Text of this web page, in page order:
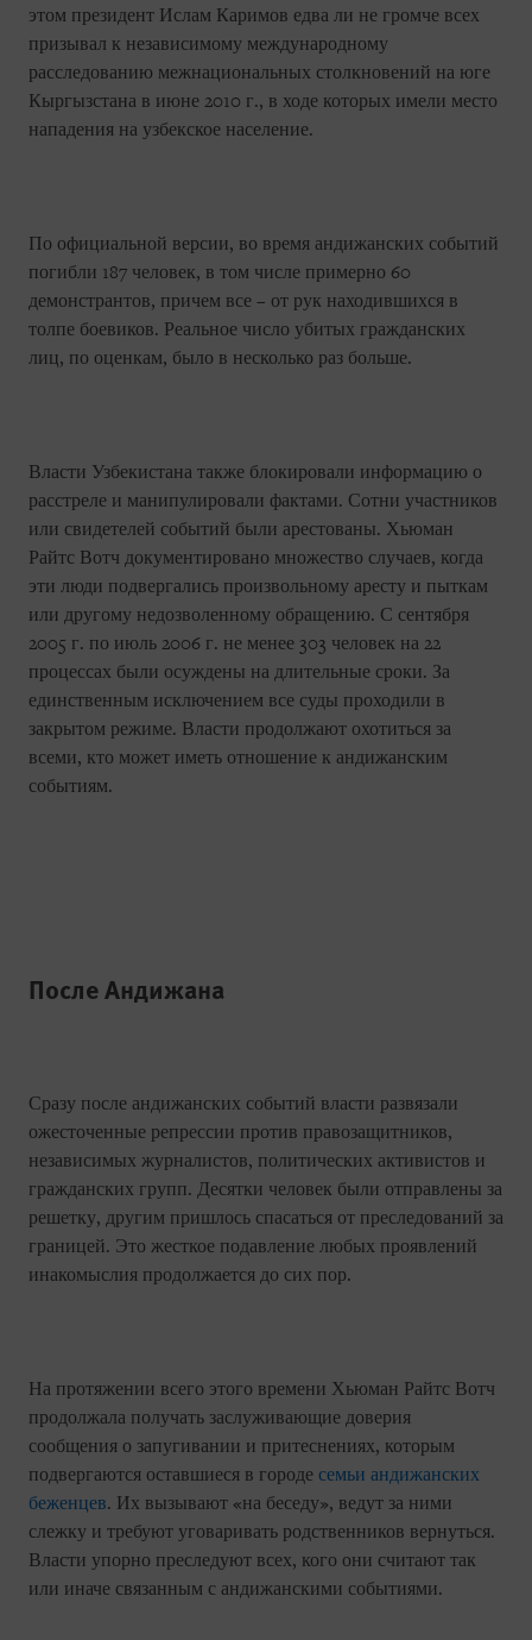
этом президент Ислам Каримов едва ли не громче всех
призывал к независимому международному
расследованию межнациональных столкновений на юге
Кыргызстана в июне 2010 г., в ходе которых имели место
нападения на узбекское население.
По официальной версии, во время андижанских событий
погибли 187 человек, в том числе примерно 60
демонстрантов, причем все – от рук находившихся в
толпе боевиков. Реальное число убитых гражданских
лиц, по оценкам, было в несколько раз больше.
Власти Узбекистана также блокировали информацию о
расстреле и манипулировали фактами. Сотни участников
или свидетелей событий были арестованы. Хьюман
Райтс Вотч документировано множество случаев, когда
эти люди подвергались произвольному аресту и пыткам
или другому недозволенному обращению. С сентября
2005 г. по июль 2006 г. не менее 303 человек на 22
процессах были осуждены на длительные сроки. За
единственным исключением все суды проходили в
закрытом режиме. Власти продолжают охотиться за
всеми, кто может иметь отношение к андижанским
событиям.
После Андижана
Сразу после андижанских событий власти развязали
ожесточенные репрессии против правозащитников,
независимых журналистов, политических активистов и
гражданских групп. Десятки человек были отправлены за
решетку, другим пришлось спасаться от преследований за
границей. Это жесткое подавление любых проявлений
инакомыслия продолжается до сих пор.
На протяжении всего этого времени Хьюман Райтс Вотч
продолжала получать заслуживающие доверия
сообщения о запугивании и притеснениях, которым
подвергаются оставшиеся в городе семьи андижанских
беженцев. Их вызывают «на беседу», ведут за ними
слежку и требуют уговаривать родственников вернуться.
Власти упорно преследуют всех, кого они считают так
или иначе связанным с андижанскими событиями.